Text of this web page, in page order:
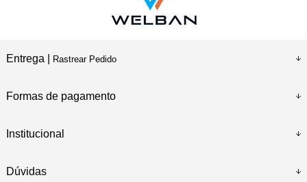
Entrega | Rastrear Pedido
Formas de pagamento
Institucional
Dúvidas